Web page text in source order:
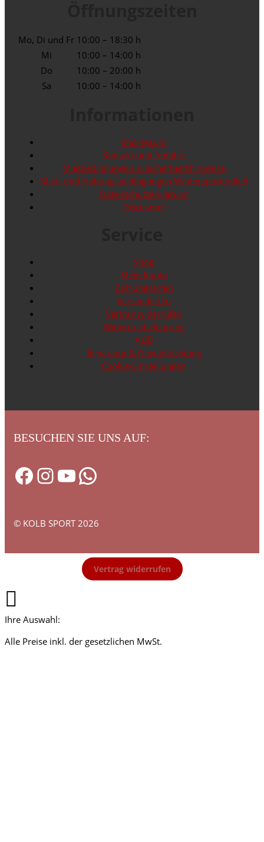
Mo, Di und Fr 10:00 – 18:30 h
Mi
10:00 – 14:00 h
Do
10:00 – 20:00 h
Sa
10:00 – 14:00 h
Impressum
Kontakt und Anfahrt
Mietbedingungen & Sicherheitshinweise
Miet- und Haftungsbedingungen Wintersportartikel
Datenschutzerklärung
Disclaimer
Shop
Mein Konto
Zahlungsarten
Versandarten
Vertrag widerrufen
Widerrufsbelehrung
AGB
Reparatur & Gewährleistung
Cookie-Einstellungen
BESUCHEN SIE UNS AUF:
Facebook
Instagram
YouTube
WhatsApp
© KOLB SPORT 2026
Vertrag widerrufen
Ihre Auswahl:
Alle Preise inkl. der gesetzlichen MwSt.